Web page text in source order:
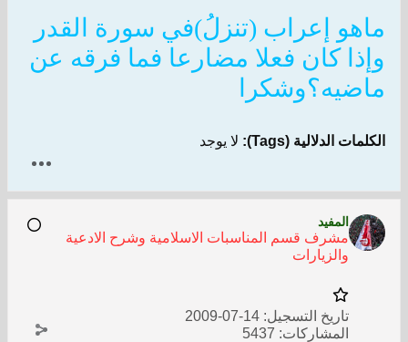
ماهو إعراب (تنزلُ)في سورة القدر
وإذا كان فعلا مضارعا فما فرقه عن
ماضيه؟وشكرا
الكلمات الدلالية (Tags): لا يوجد
المفيد
مشرف قسم المناسبات الاسلامية وشرح الادعية
والزيارات
تاريخ التسجيل: 14-07-2009
المشاركات: 5437